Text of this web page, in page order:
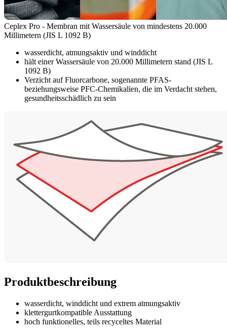
Ceplex Pro - Membran mit Wassersäule von mindestens 20.000
Millimetern (JIS L 1092 B)
wasserdicht, atmungsaktiv und winddicht
hält einer Wassersäule von 20.000 Millimetern stand (JIS L
1092 B)
Verzicht auf Fluorcarbone, sogenannte PFAS-
beziehungsweise PFC-Chemikalien, die im Verdacht stehen,
gesundheitsschädlich zu sein
Produktbeschreibung
wasserdicht, winddicht und extrem atmungsaktiv
klettergurtkompatible Ausstattung
hoch funktionelles, teils recyceltes Material